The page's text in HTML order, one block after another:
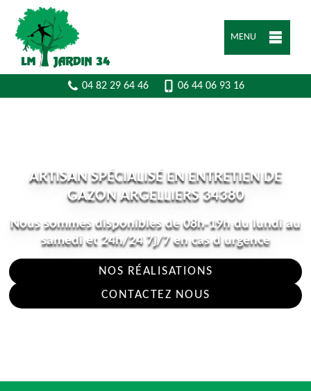
MENU
04 82 29 64 46 06 44 06 93 16
ARTISAN SPÉCIALISÉ EN ENTRETIEN DE
GAZON ARGELLIERS 34380
Nous sommes disponibles de 08h-19h du lundi au
samedi et 24h/24 7j/7 en cas d urgence
NOS RÉALISATIONS
CONTACTEZ NOUS